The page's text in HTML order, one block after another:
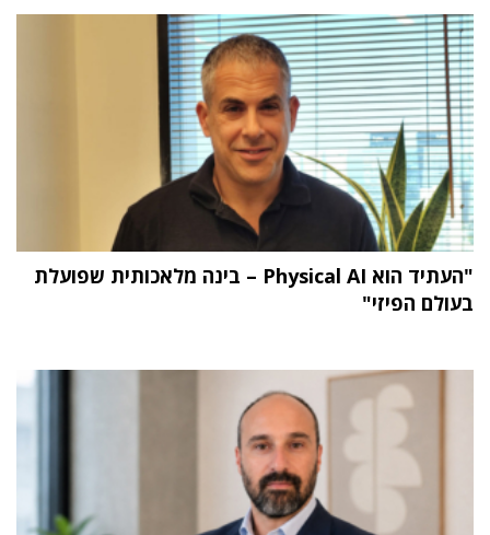
"העתיד הוא Physical AI – בינה מלאכותית שפועלת
בעולם הפיזי"